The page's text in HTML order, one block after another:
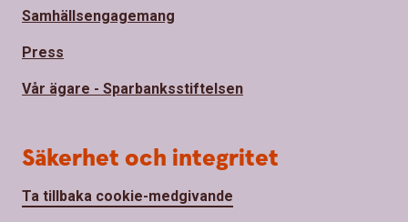
Samhällsengagemang
Press
Vår ägare - Sparbanksstiftelsen
Säkerhet och integritet
Ta tillbaka cookie-medgivande